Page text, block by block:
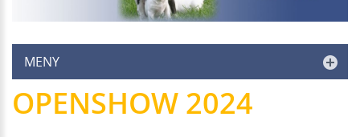
MENY
OPENSHOW 2024